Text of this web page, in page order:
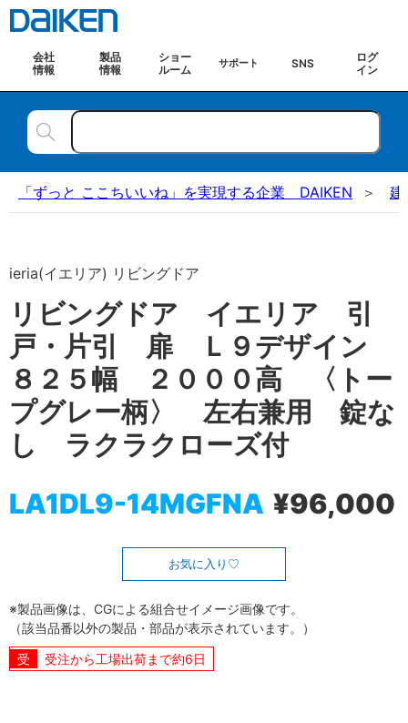
会社
情報
製品
情報
ショー
ルーム
サポート SNS
ログ
イン
「ずっと ここちいいね」を実現する企業 DAIKEN 建
ieria(イエリア) リビングドア
リビングドア イエリア 引
戸・片引 扉 Ｌ９デザイン
８２５幅 ２０００高 〈トー
プグレー柄〉 左右兼用 錠な
し ラクラクローズ付
LA1DL9-14MGFNA ¥96,000
お気に入り
※製品画像は、CGによる組合せイメージ画像です。
（該当品番以外の製品・部品が表示されています。）
受注から工場出荷まで約6日